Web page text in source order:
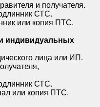
и получателя.
СТС.
или копия ПТС.
индивидуальных
лица или ИП.
СТС.
или копия ПТС.